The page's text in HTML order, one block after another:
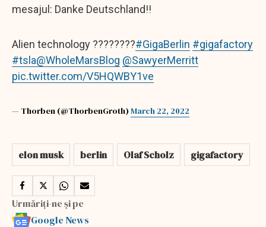
mesajul: Danke Deutschland!!
Alien technology ????????#GigaBerlin #gigafactory
#tsla@WholeMarsBlog @SawyerMerritt
pic.twitter.com/V5HQWBY1ve
— Thorben (@ThorbenGroth)March 22, 2022
elon musk berlin Olaf Scholz gigafactory
Urmăriți-ne și pe
Google News